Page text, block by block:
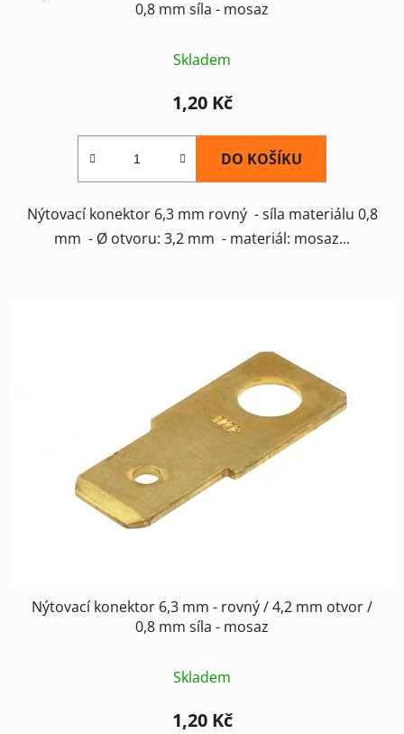
0,8 mm síla - mosaz
Skladem
1,20 Kč
DO KOŠÍKU
Nýtovací konektor 6,3 mm rovný - síla materiálu 0,8
mm - Ø otvoru: 3,2 mm - materiál: mosaz...
Nýtovací konektor 6,3 mm - rovný / 4,2 mm otvor /
0,8 mm síla - mosaz
Skladem
1,20 Kč